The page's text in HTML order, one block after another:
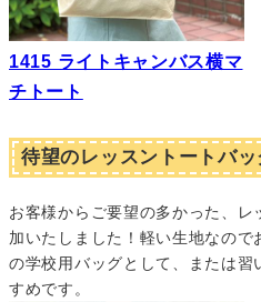
1415 ライトキャンバス横マ
チトート
待望のレッスントートバ
お客様からご要望の多かった、
加いたしました！軽い生地なの
の学校用バッグとして、または
すめです。